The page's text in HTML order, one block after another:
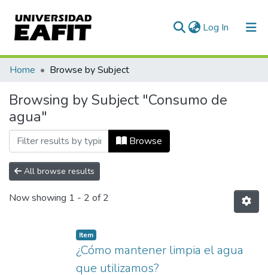
Log In (current)
Communities & Collections
All of DSpace
Home Browse by Subject
Browsing by Subject "Consumo de
agua"
Browse
All browse results
Now showing 1 - 2 of 2
Item
¿Cómo mantener limpia el agua
que utilizamos?